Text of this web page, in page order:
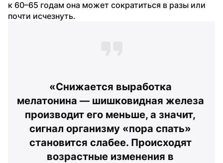
к 60–65 годам она может сократиться в разы или
почти исчезнуть.
«Снижается выработка
мелатонина — шишковидная железа
производит его меньше, а значит,
сигнал организму «пора спать»
становится слабее. Происходят
возрастные изменения в